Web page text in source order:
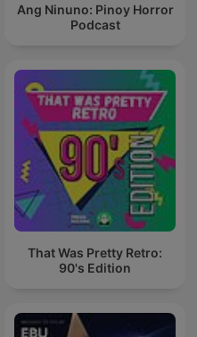
Ang Ninuno: Pinoy Horror
Podcast
That Was Pretty Retro:
90's Edition